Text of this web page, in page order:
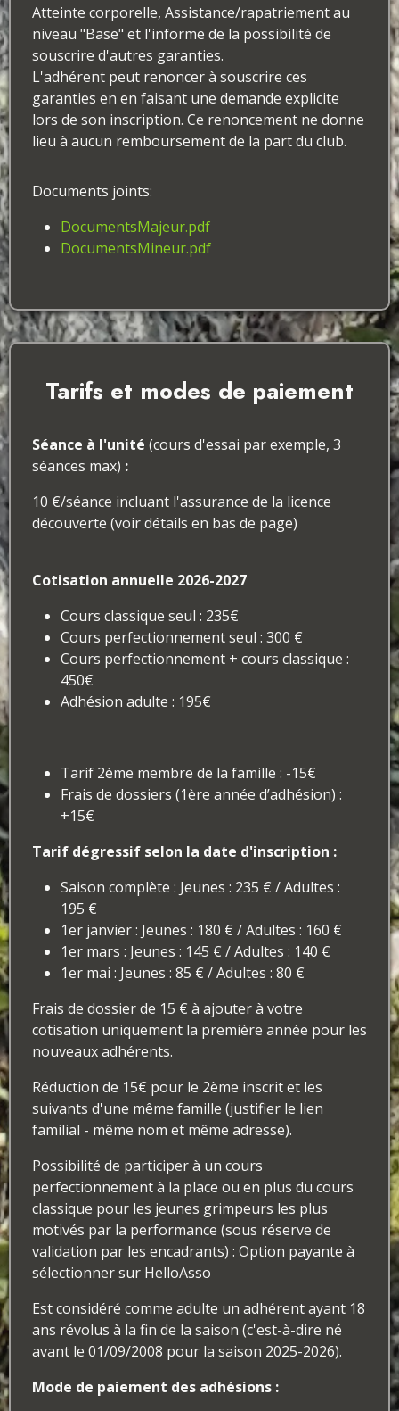
Atteinte corporelle, Assistance/rapatriement au
niveau "Base" et l'informe de la possibilité de
souscrire d'autres garanties.
L'adhérent peut renoncer à souscrire ces
garanties en en faisant une demande explicite
lors de son inscription. Ce renoncement ne donne
lieu à aucun remboursement de la part du club.
Documents joints:
DocumentsMajeur.pdf
DocumentsMineur.pdf
Tarifs et modes de paiement
Séance à l'unité (cours d'essai par exemple, 3
séances max) :
10 €/séance incluant l'assurance de la licence
découverte (voir détails en bas de page)
Cotisation annuelle 2026-2027
Cours classique seul : 235€
Cours perfectionnement seul : 300 €
Cours perfectionnement + cours classique :
450€
Adhésion adulte : 195€
Tarif 2ème membre de la famille : -15€
Frais de dossiers (1ère année d’adhésion) :
+15€
Tarif dégressif selon la date d'inscription :
Saison complète : Jeunes : 235 € / Adultes :
195 €
1er janvier : Jeunes : 180 € / Adultes : 160 €
1er mars : Jeunes : 145 € / Adultes : 140 €
1er mai : Jeunes : 85 € / Adultes : 80 €
Frais de dossier de 15 € à ajouter à votre
cotisation uniquement la première année pour les
nouveaux adhérents.
Réduction de 15€ pour le 2ème inscrit et les
suivants d'une même famille (justifier le lien
familial - même nom et même adresse).
Possibilité de participer à un cours
perfectionnement à la place ou en plus du cours
classique pour les jeunes grimpeurs les plus
motivés par la performance (sous réserve de
validation par les encadrants) : Option payante à
sélectionner sur HelloAsso
Est considéré comme adulte un adhérent ayant 18
ans révolus à la fin de la saison (c'est-à-dire né
avant le 01/09/2008 pour la saison 2025-2026).
Mode de paiement des adhésions :